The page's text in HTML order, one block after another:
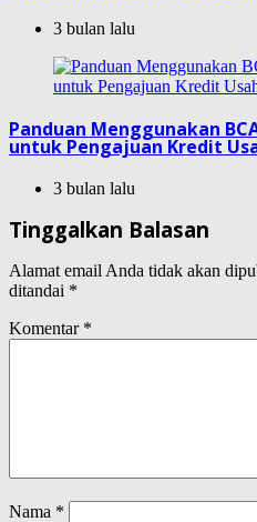
3 bulan lalu
Panduan Menggunakan
untuk Pengajuan Kredit
3 bulan lalu
Tinggalkan Balasan
Alamat email Anda tidak akan
ditandai *
Komentar *
Nama *